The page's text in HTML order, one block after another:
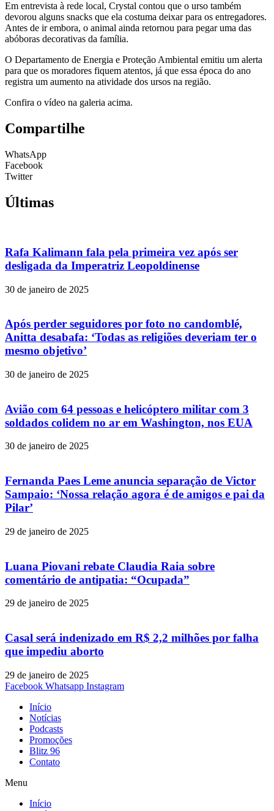
Em entrevista à rede local, Crystal contou que o urso também
devorou alguns snacks que ela costuma deixar para os entregadores.
Antes de ir embora, o animal ainda retornou para pegar uma das
abóboras decorativas da família.
O Departamento de Energia e Proteção Ambiental emitiu um alerta
para que os moradores fiquem atentos, já que essa época do ano
registra um aumento na atividade dos ursos na região.
Confira o vídeo na galeria acima.
Compartilhe
WhatsApp
Facebook
Twitter
Últimas
Rafa Kalimann fala pela primeira vez após ser
desligada da Imperatriz Leopoldinense
30 de janeiro de 2025
Após perder seguidores por foto no candomblé,
Anitta desabafa: ‘Todas as religiões deveriam ter o
mesmo objetivo’
30 de janeiro de 2025
Avião com 64 pessoas e helicóptero militar com 3
soldados colidem no ar em Washington, nos EUA
30 de janeiro de 2025
Fernanda Paes Leme anuncia separação de Victor
Sampaio: ‘Nossa relação agora é de amigos e pai da
Pilar’
29 de janeiro de 2025
Luana Piovani rebate Claudia Raia sobre
comentário de antipatia: “Ocupada”
29 de janeiro de 2025
Casal será indenizado em R$ 2,2 milhões por falha
que impediu aborto
29 de janeiro de 2025
Facebook Whatsapp Instagram
Início
Notícias
Podcasts
Promoções
Blitz 96
Contato
Menu
Início